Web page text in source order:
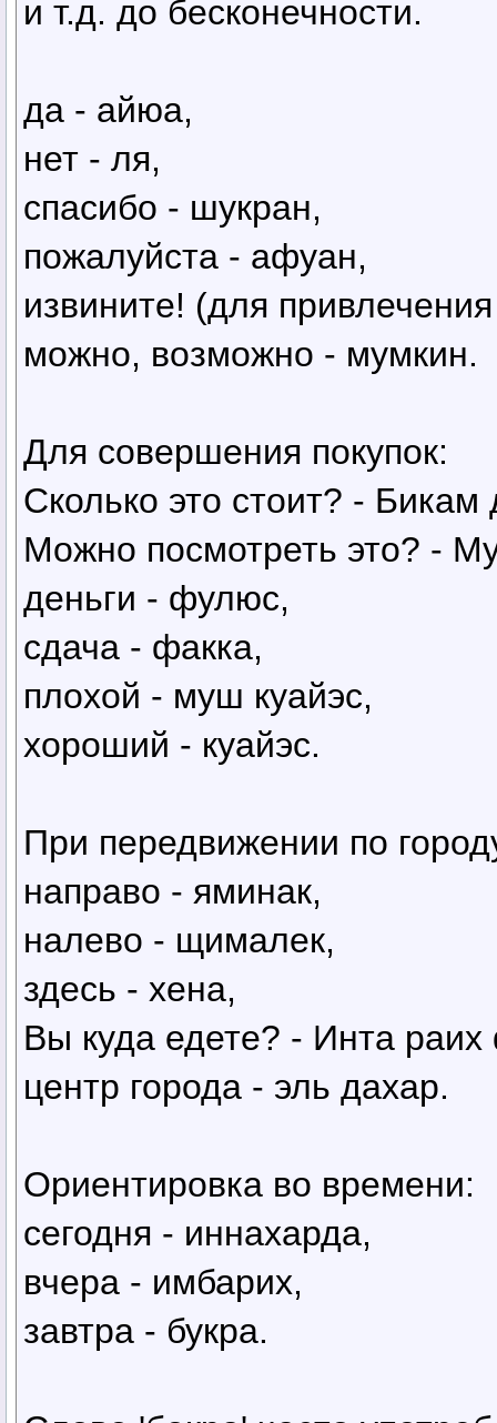
и т.д. до бесконечности.
да - айюа,
нет - ля,
спасибо - шукран,
пожалуйста - афуан,
извините! (для
можно, возможно - мумкин.
Для совершения покупок:
Сколько это стоит? - Бикам
Можно посмотреть это? -
деньги - фулюс,
сдача - факка,
плохой - муш куайэс,
хороший - куайэс.
При передвижении по
направо - яминак,
налево - щималек,
здесь - хена,
Вы куда едете? - Инта
центр города - эль дахар.
Ориентировка во времени:
сегодня - иннахарда,
вчера - имбарих,
завтра - букра.